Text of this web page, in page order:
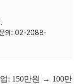
의: 02-2088-
: 150만원 → 100만